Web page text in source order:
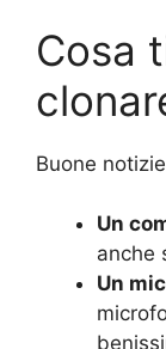
Cosa
Buone
Un
anche
Un